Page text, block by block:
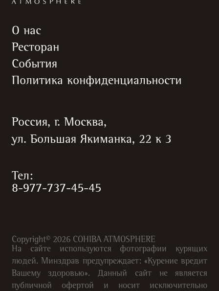
О нас
Ресторан
События
Политика конфиденциальности
Россия, г. Москва,
ул. Большая Якиманка, 22 к 3
Тел:
8-977-737-45-45
Copyright© 2026COHIBA ATMOSPHERE
На сайте используются фотографии курящих
людей. Минздрав предупреждает: «Курение вредит
Вашему здоровью». Данный сайт не является
публичной офертой и носит исключительно